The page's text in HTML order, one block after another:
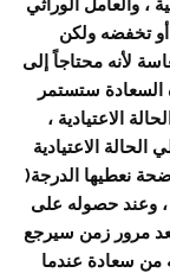
، والعامل الوراثي
تخفضه ولكن
لأنه محتاجاً إلى
السعادة ستستمر
الاعتيادية ،
الاعتيادية
نعطيها الدرجة(
صفر) فإذا كان محتاجاً مادياً قد تصبح الحالة – 1 ، وعند حصوله على
سترتفع إلى + 1 أو + 2 ولكن بعد مرور زمن سيرجع
من سعادة عندما